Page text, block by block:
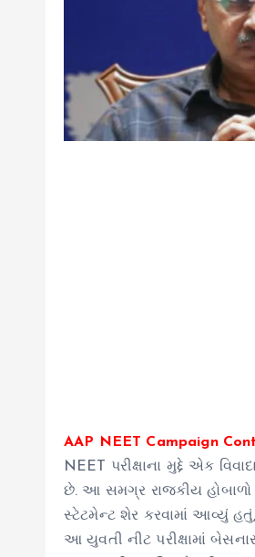
AAP NEET Campaign
NEET પરીક્ષાના મુદ્દે એક
છે. આ સમગ્ર રાજકીય હોબાળો
સ્ટેટમેન્ટ શેર કરવામાં આવ્યું હતું,
આ યુવતી નીટ પરીક્ષામાં